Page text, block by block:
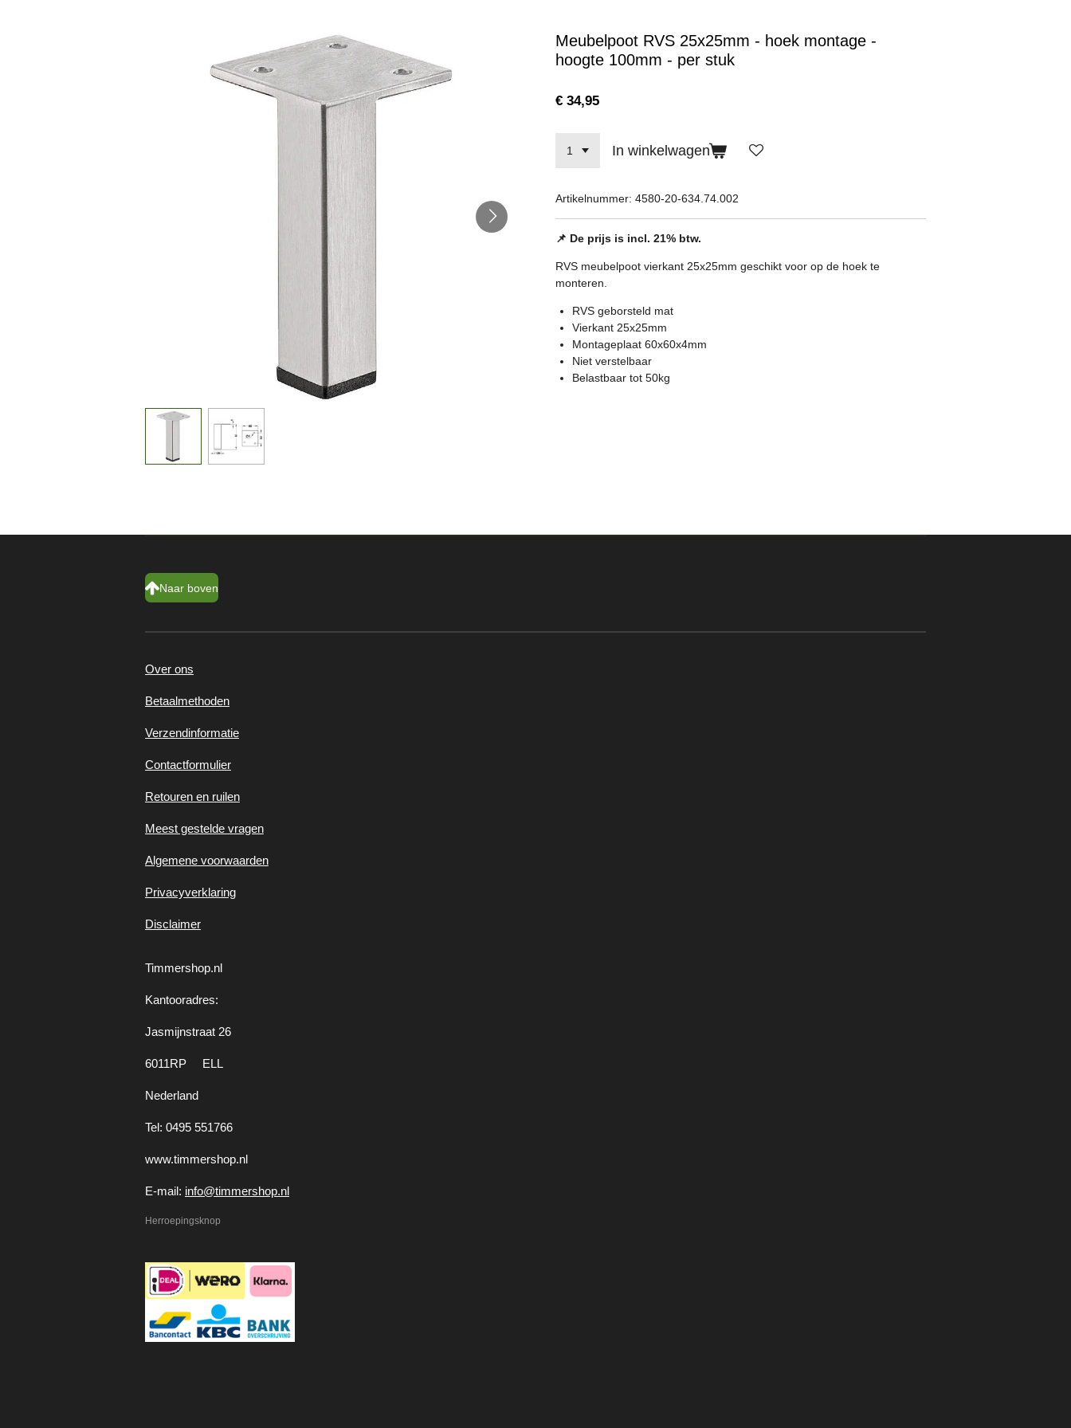
Meubelpoot RVS 25x25mm - hoek montage -
hoogte 100mm - per stuk
€ 34,95
In winkelwagen
Artikelnummer: 4580-20-634.74.002
📌 De prijs is incl. 21% btw.
RVS meubelpoot vierkant 25x25mm geschikt voor op de hoek te
monteren.
RVS geborsteld mat
Vierkant 25x25mm
Montageplaat 60x60x4mm
Niet verstelbaar
Belastbaar tot 50kg
Naar boven
Over ons
Betaalmethoden
Verzendinformatie
Contactformulier
Retouren en ruilen
Meest gestelde vragen
Algemene voorwaarden
Privacyverklaring
Disclaimer
Timmershop.nl
Kantooradres:
Jasmijnstraat 26
6011RP ELL
Nederland
Tel: 0495 551766
www.timmershop.nl
E-mail: info@timmershop.nl
Herroepingsknop